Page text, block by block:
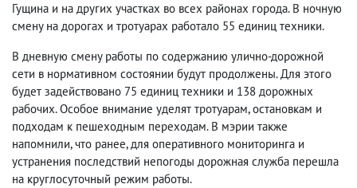
Гущина и на других участках во всех районах города. В ночную
смену на дорогах и тротуарах работало 55 единиц техники.
В дневную смену работы по содержанию улично-дорожной
сети в нормативном состоянии будут продолжены. Для этого
будет задействовано 75 единиц техники и 138 дорожных
рабочих. Особое внимание уделят тротуарам, остановкам и
подходам к пешеходным переходам. В мэрии также
напомнили, что ранее, для оперативного мониторинга и
устранения последствий непогоды дорожная служба перешла
на круглосуточный режим работы.